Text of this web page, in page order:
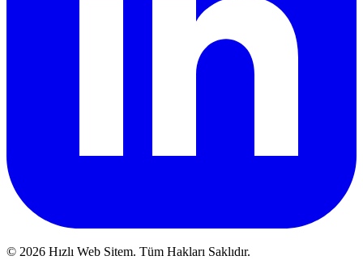
© 2026 Hızlı Web Sitem. Tüm Hakları Saklıdır.